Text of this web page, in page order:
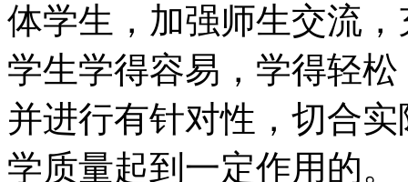
体学生，加强师生交流
学生学得容易，学得轻
并进行有针对性，切合
学质量起到一定作用的。